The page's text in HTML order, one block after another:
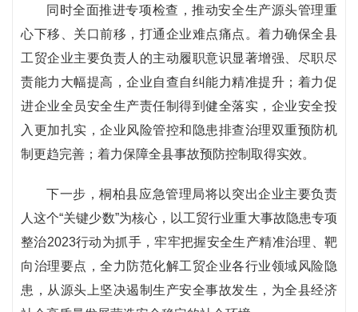
同时全面推进专项检查，推动安全生产源头管理重
心下移、关口前移，打通企业难点痛点。着力确保全县
工贸企业主要负责人的主动履职意识显著增强、尽职尽
责能力大幅提高，企业自查自纠能力精准提升；着力促
进企业全员安全生产责任制得到健全落实，企业安全投
入更加扎实，企业风险管控和隐患排查治理双重预防机
制更趋完善；着力保障全县事故预防控制取得实效。
下一步，桐柏县应急管理局将以突出企业主要负责
人这个“关键少数”为核心，以工贸行业重大事故隐患专项
整治2023行动为抓手，牢牢把握安全生产精准治理、靶
向治理要点，全力防范化解工贸企业各行业领域风险隐
患，从源头上坚决遏制生产安全事故发生，为全县经济